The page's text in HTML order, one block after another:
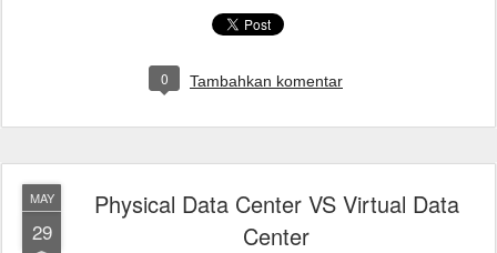
0 Tambahkan komentar
MAY
29
Physical Data Center VS Virtual Data
Center